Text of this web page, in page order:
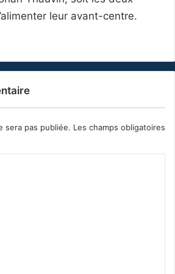
leur avant-centre.
sera pas publiée. Les champs obligatoires